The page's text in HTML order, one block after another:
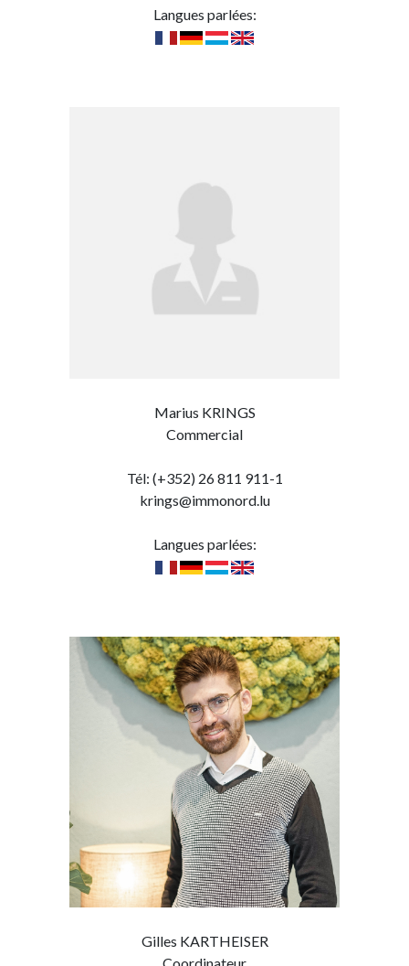
Langues parlées:
Marius KRINGS
Commercial
Tél: (+352) 26 811 911-1
krings@immonord.lu
Langues parlées:
Gilles KARTHEISER